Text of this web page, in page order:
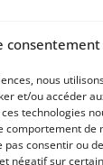
consentement
nous
et/ou accéder
technologies
de
pas consentir ou
négatif sur
d'histoire et